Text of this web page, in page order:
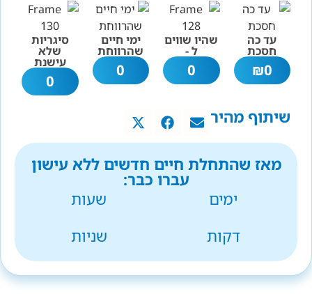
עד כה
חסכת
0
₪
שהיו שווים
ל -
0
ימי חיים
שהרווחת
0
סיגריות
שלא
עישנת
0
שיתוף מהיר
מאז שהתחלת חיים חדשים ללא עישון
עברו כבר:
ימים
שעות
דקות
שניות